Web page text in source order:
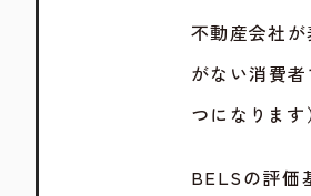
不動産会社
がない消費
つになります
BELSの評価